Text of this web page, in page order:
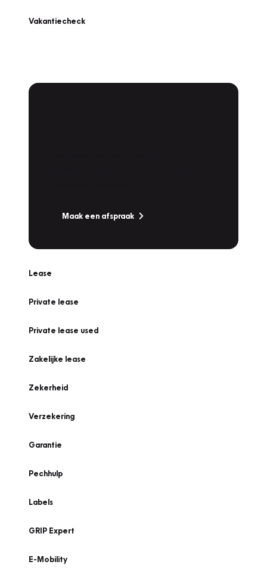
Vakantiecheck
Maak een afspraak
Lease
Private lease
Private lease used
Zakelijke lease
Zekerheid
Verzekering
Garantie
Pechhulp
Labels
GRIP Expert
E-Mobility